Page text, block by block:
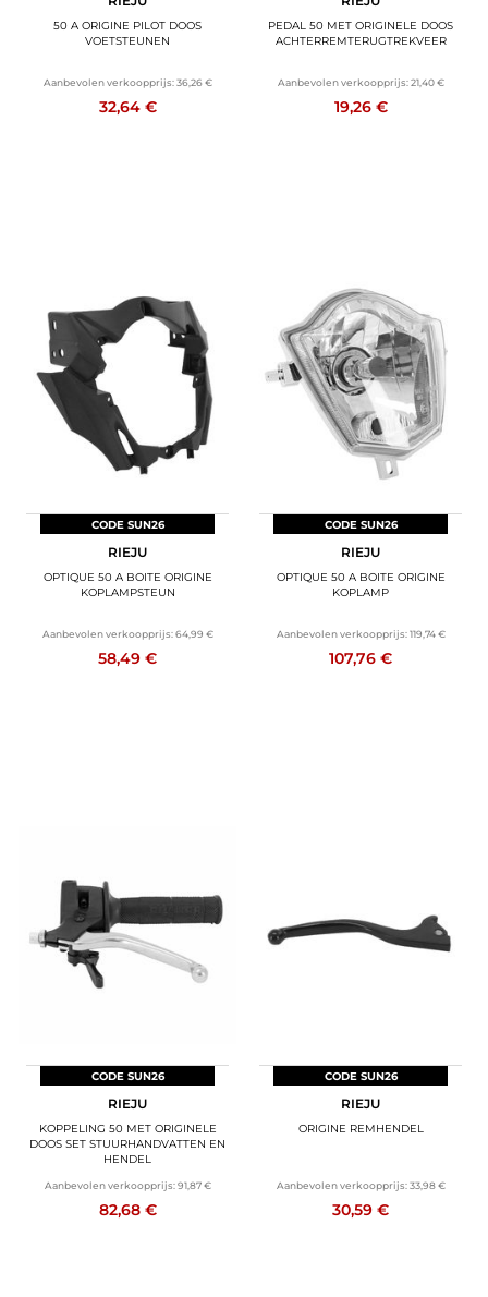
50 A ORIGINE PILOT DOOS
VOETSTEUNEN
Aanbevolen verkoopprijs: 36,26 €
32,64 €
PEDAL 50 MET ORIGINELE DOOS
ACHTERREMTERUGTREKVEER
Aanbevolen verkoopprijs: 21,40 €
19,26 €
CODE SUN26
RIEJU
OPTIQUE 50 A BOITE ORIGINE
KOPLAMPSTEUN
Aanbevolen verkoopprijs: 64,99 €
58,49 €
CODE SUN26
RIEJU
OPTIQUE 50 A BOITE ORIGINE
KOPLAMP
Aanbevolen verkoopprijs: 119,74 €
107,76 €
CODE SUN26
RIEJU
KOPPELING 50 MET ORIGINELE
DOOS SET STUURHANDVATTEN EN
HENDEL
Aanbevolen verkoopprijs: 91,87 €
82,68 €
CODE SUN26
RIEJU
ORIGINE REMHENDEL
Aanbevolen verkoopprijs: 33,98 €
30,59 €